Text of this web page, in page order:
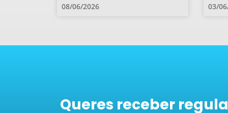
08/06/2026 03/
Queres receber